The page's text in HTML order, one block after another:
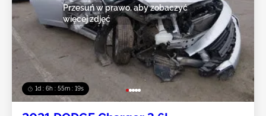
1d : 6h : 55m : 16s
Przesuń w prawo, aby zobaczyć
więcej zdjęć